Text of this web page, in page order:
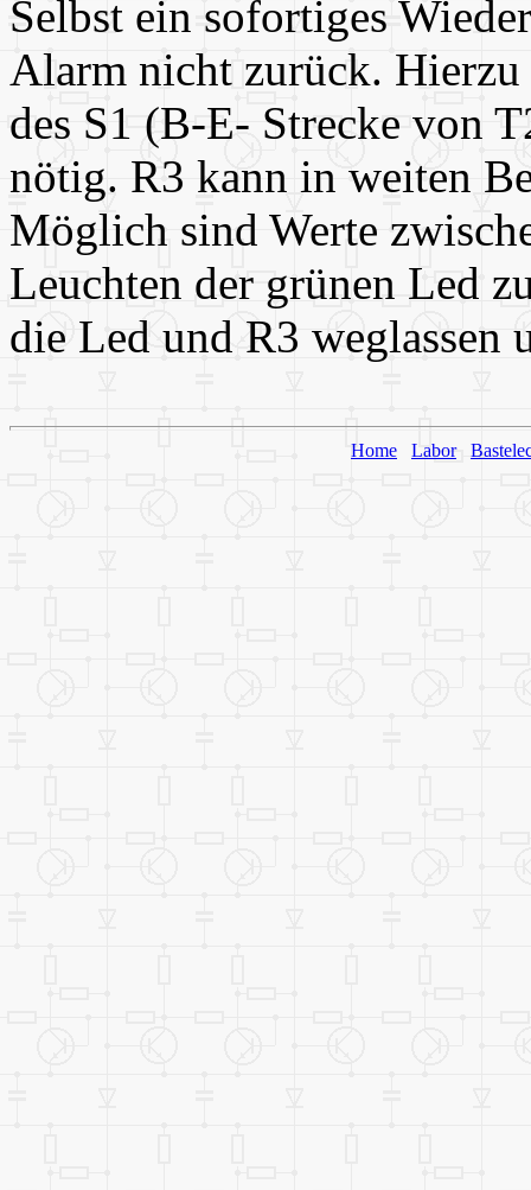
Selbst ein sofortiges
Alarm nicht zurück. Hierzu
des S1 (B-E- Strecke von
nötig. R3 kann in weiten
Möglich sind Werte
Leuchten der grünen Led
die Led und R3 weglassen
Home Labor